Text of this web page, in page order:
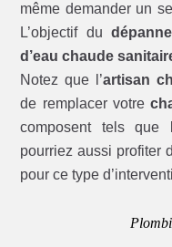
même demander un
L’objectif du
d’eau chaude
Notez que l’artisan
de remplacer votre
composent tels
pourriez aussi profiter
pour ce type